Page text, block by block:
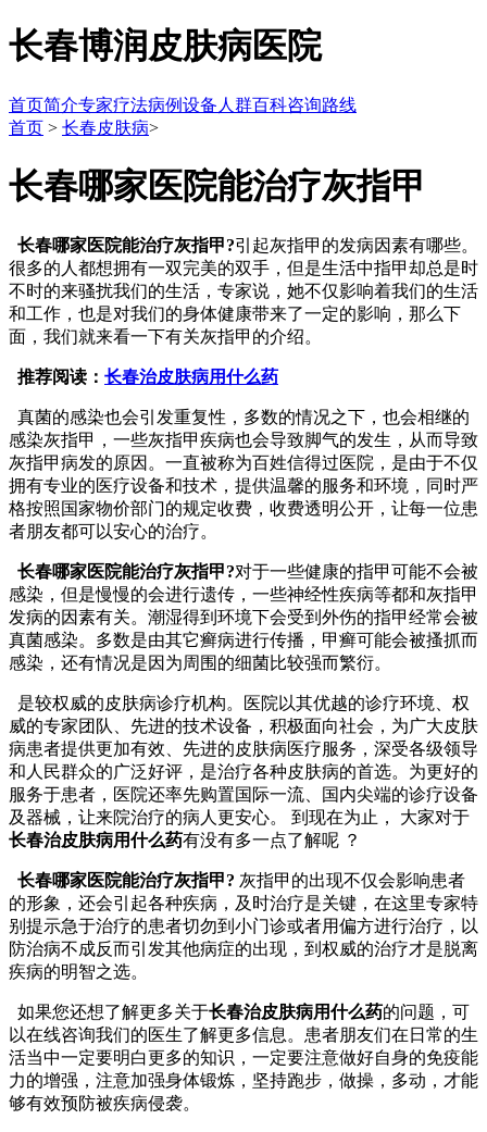
长春博润皮肤病医院
首页简介专家疗法病例设备 人群百科咨询路线
首页 > 长春皮肤病>
长春哪家医院能治疗灰指甲
长春哪家医院能治疗灰指甲?引起灰指甲的发病因素有哪些。
很多的人都想拥有一双完美的双手，但是生活中指甲却总是时
不时的来骚扰我们的生活，专家说，她不仅影响着我们的生活
和工作，也是对我们的身体健康带来了一定的影响，那么下
面，我们就来看一下有关灰指甲的介绍。
推荐阅读： 长春治皮肤病用什么药
真菌的感染也会引发重复性，多数的情况之下，也会相继的
感染灰指甲，一些灰指甲疾病也会导致脚气的发生，从而导致
灰指甲病发的原因。一直被称为百姓信得过医院，是由于不仅
拥有专业的医疗设备和技术，提供温馨的服务和环境，同时严
格按照国家物价部门的规定收费，收费透明公开，让每一位患
者朋友都可以安心的治疗。
长春哪家医院能治疗灰指甲?对于一些健康的指甲可能不会被
感染，但是慢慢的会进行遗传，一些神经性疾病等都和灰指甲
发病的因素有关。潮湿得到环境下会受到外伤的指甲经常会被
真菌感染。多数是由其它癣病进行传播，甲癣可能会被搔抓而
感染，还有情况是因为周围的细菌比较强而繁衍。
是较权威的皮肤病诊疗机构。医院以其优越的诊疗环境、权
威的专家团队、先进的技术设备，积极面向社会，为广大皮肤
病患者提供更加有效、先进的皮肤病医疗服务，深受各级领导
和人民群众的广泛好评，是治疗各种皮肤病的首选。为更好的
服务于患者，医院还率先购置国际一流、国内尖端的诊疗设备
及器械，让来院治疗的病人更安心。 到现在为止， 大家对于
长春治皮肤病用什么药有没有多一点了解呢 ？
长春哪家医院能治疗灰指甲? 灰指甲的出现不仅会影响患者
的形象，还会引起各种疾病，及时治疗是关键，在这里专家特
别提示急于治疗的患者切勿到小门诊或者用偏方进行治疗，以
防治病不成反而引发其他病症的出现，到权威的治疗才是脱离
疾病的明智之选。
如果您还想了解更多关于长春治皮肤病用什么药的问题，可
以在线咨询我们的医生了解更多信息。患者朋友们在日常的生
活当中一定要明白更多的知识，一定要注意做好自身的免疫能
力的增强，注意加强身体锻炼，坚持跑步，做操，多动，才能
够有效预防被疾病侵袭。